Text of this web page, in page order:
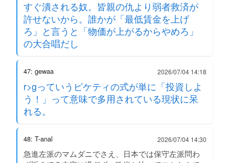
すぐ潰される奴。皆親の仇より弱者救済が
許せないから。誰かが「最低賃金を上げ
ろ」と言うと「物価が上がるからやめろ」
の大合唱だし
47: gewaa 2026/07/04 14:18
r>gっていうピケティの式が単に「投資しよ
う！」って意味で多用されている現状に呆
れる。
48: T-anal 2026/07/04 14:30
急進左派のマムダニでさえ、日本では保守左派問わ